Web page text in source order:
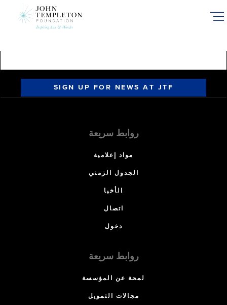
SIGN UP FOR NEWS AT JTF
روابط سريعة
مواد إعلامية
الجدول الزمني
الأخبا
اتصال
دخول
روابط سريعة
لمحة عن المؤسسة
مجالات التمويل